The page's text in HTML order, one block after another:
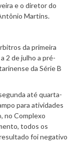
e o diretor do
Martins.
da primeira
2 de julho a pré-
da Série B
até quarta-
para atividades
no Complexo
todos os
foi negativo